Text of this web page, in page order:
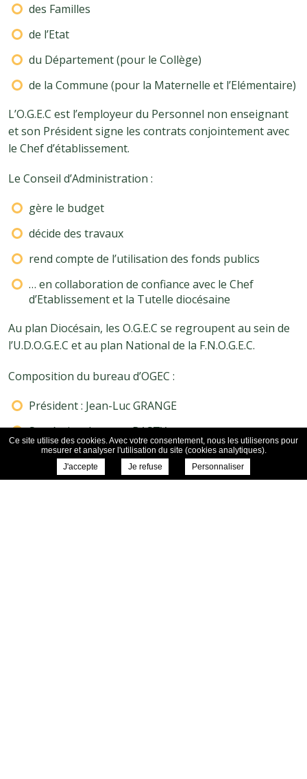
des Familles
de l’Etat
du Département (pour le Collège)
de la Commune (pour la Maternelle et l’Elémentaire)
L’O.G.E.C est l’employeur du Personnel non enseignant
et son Président signe les contrats conjointement avec
le Chef d’établissement.
Le Conseil d’Administration :
gère le budget
décide des travaux
rend compte de l’utilisation des fonds publics
… en collaboration de confiance avec le Chef
d’Etablissement et la Tutelle diocésaine
Au plan Diocésain, les O.G.E.C se regroupent au sein de
l’U.D.O.G.E.C et au plan National de la F.N.O.G.E.C.
Composition du bureau d’OGEC :
Président : Jean-Luc GRANGE
Secrétaire : Laurent BASTY
Trésorier : David OLLIER
Ce site utilise des cookies. Avec votre consentement, nous les utiliserons pour
mesurer et analyser l'utilisation du site (cookies analytiques).
J'accepte
Je refuse Personnaliser